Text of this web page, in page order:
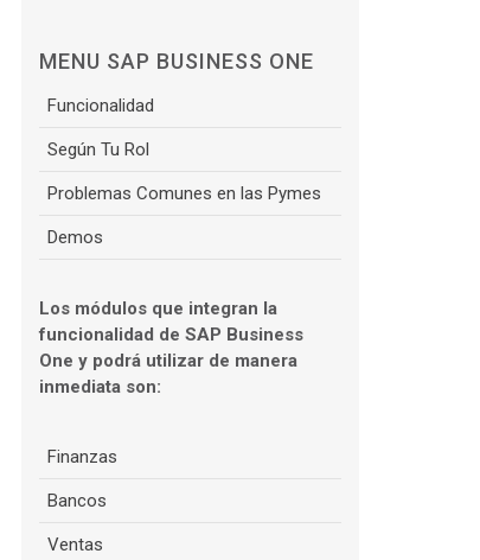
MENU SAP BUSINESS ONE
Funcionalidad
Según Tu Rol
Problemas Comunes en las Pymes
Demos
Los módulos que integran la
funcionalidad de SAP Business
One y podrá utilizar de manera
inmediata son:
Finanzas
Bancos
Ventas